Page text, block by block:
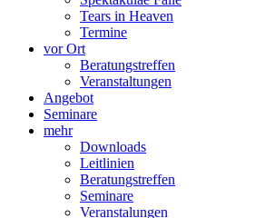
Tears in Heaven
Termine
vor Ort
Beratungstreffen
Veranstaltungen
Angebot
Seminare
mehr
Downloads
Leitlinien
Beratungstreffen
Seminare
Veranstalungen